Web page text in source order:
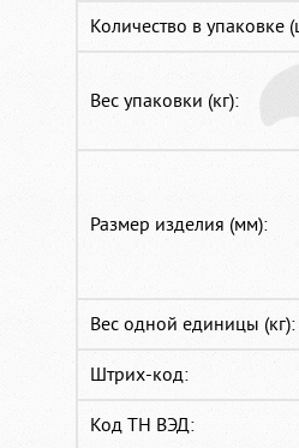
Количество в упаковке
Вес упаковки (кг):
Размер изделия (мм):
Вес одной единицы (кг):
Штрих-код:
Код ТН ВЭД: